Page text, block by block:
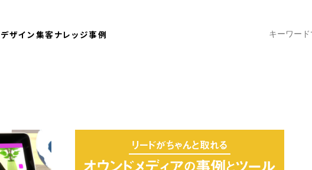
デザイン集客ナレッジ事例